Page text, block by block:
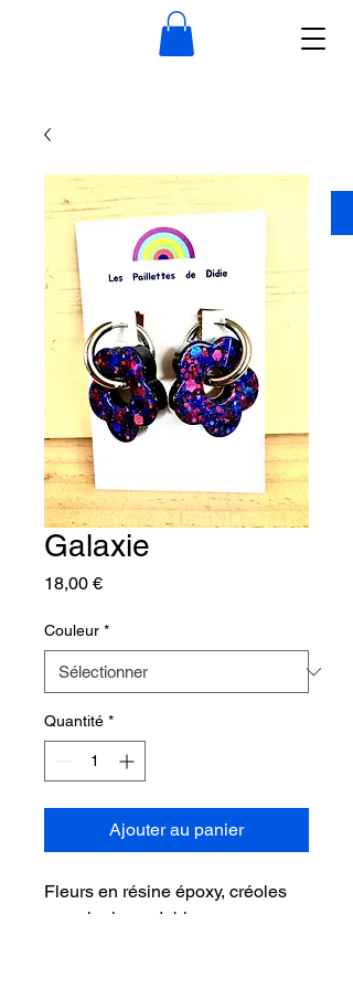
Galaxie
18,00 €Prix
Couleur *
Quantité *
Ajouter au panier
Fleurs en résine époxy, créoles
en acier inoxydable